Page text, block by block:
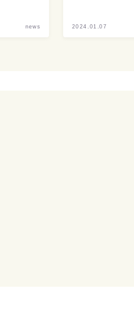
news 2024.01.07